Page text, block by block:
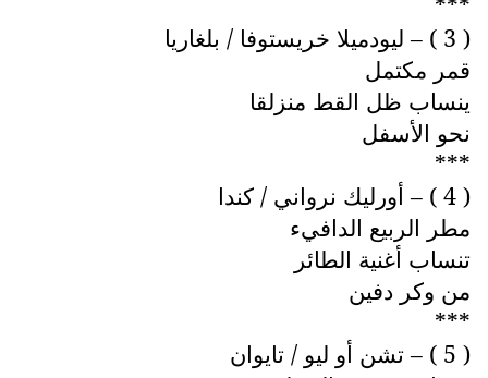
***
( 3 ) – ليودميلا خريستوفا / بلغاريا
قمر مكتمل
ينساب ظل القط منزلقا
نحو الأسفل
***
( 4 ) – أورليك نرواني / كندا
مطر الربيع الدافيء
تنساب أغنية الطائر
من وكر دفين
***
( 5 ) – تشن أو ليو / تايوان